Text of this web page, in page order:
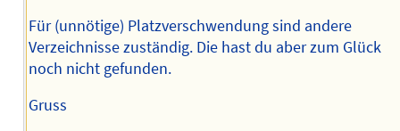
Für (unnötige) Platzverschwendung sind andere
Verzeichnisse zuständig. Die hast du aber zum Glück
noch nicht gefunden.
Gruss